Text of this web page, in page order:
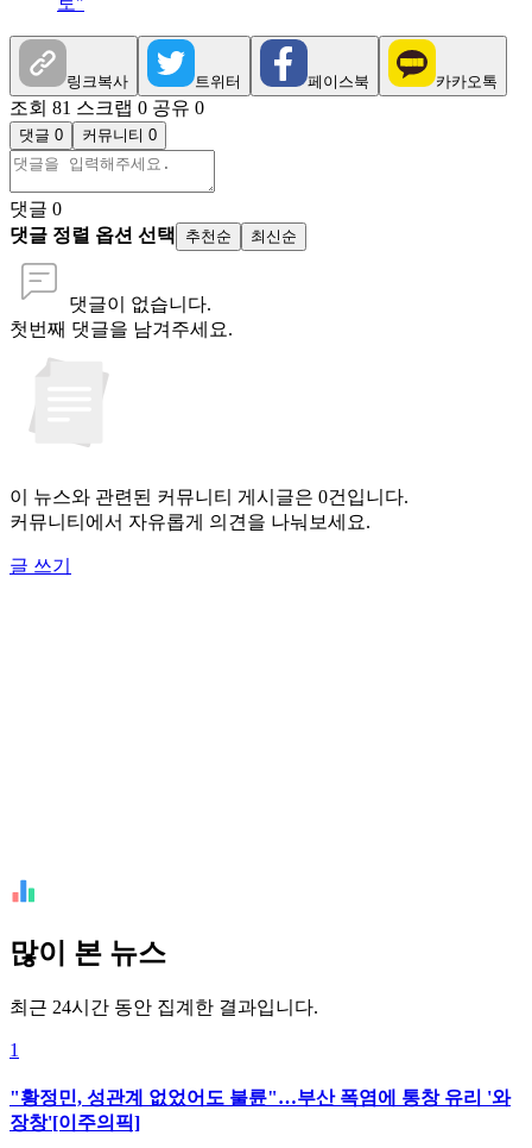
링크복사 트위터 페이스북 카카오톡
조회 81 스크랩 0 공유 0
댓글 0 커뮤니티 0
댓글 0
댓글 정렬 옵션 선택
추천순 최신순
댓글이 없습니다.
첫번째 댓글을 남겨주세요.
이 뉴스와 관련된 커뮤니티 게시글은 0건입니다.
커뮤니티에서 자유롭게 의견을 나눠보세요.
글 쓰기
많이 본 뉴스
최근 24시간 동안 집계한 결과입니다.
1
"황정민, 성관계 없었어도 불륜"…부산 폭염에 통창 유리 '와
장창'[이주의픽]